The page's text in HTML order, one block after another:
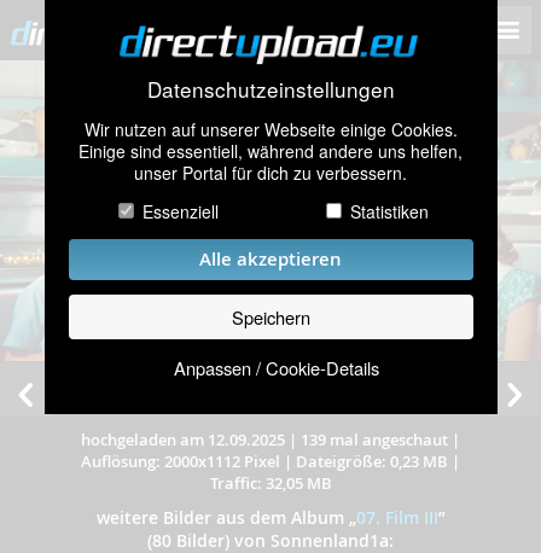
Datenschutzeinstellungen
Wir nutzen auf unserer Webseite einige Cookies.
Einige sind essentiell, während andere uns helfen,
unser Portal für dich zu verbessern.
Essenziell
Statistiken
Alle akzeptieren
Speichern
Anpassen / Cookie-Details
Michael, Marie-Anna, Peter, Monica & Birgit
hochgeladen am 12.09.2025 | 139 mal angeschaut |
Auflösung: 2000x1112 Pixel | Dateigröße: 0,23 MB |
Traffic: 32,05 MB
weitere Bilder aus dem Album „07. Film III”
(80 Bilder) von Sonnenland1a: